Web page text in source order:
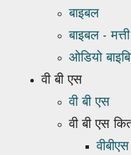
बाइबल
बाइबल - मत्ती
ओडियो
वी बी एस
वी बी एस
वी बी एस